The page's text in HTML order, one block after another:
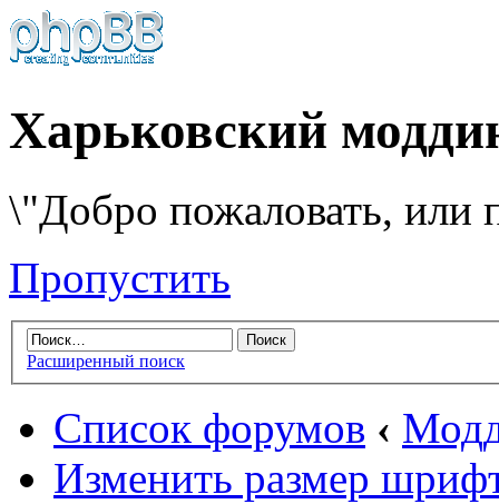
Харьковский
\"Добро пожаловать, или
Пропустить
Расширенный поиск
Список форумов ‹
Изменить размер